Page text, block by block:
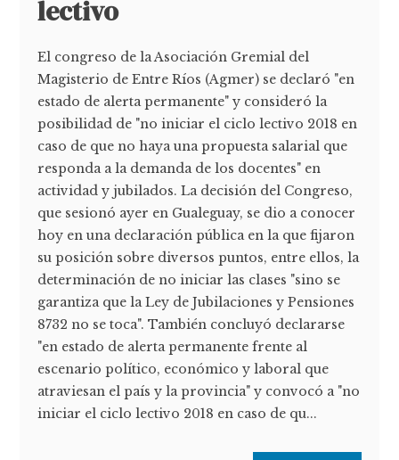
lectivo
El congreso de la Asociación Gremial del
Magisterio de Entre Ríos (Agmer) se declaró "en
estado de alerta permanente" y consideró la
posibilidad de "no iniciar el ciclo lectivo 2018 en
caso de que no haya una propuesta salarial que
responda a la demanda de los docentes" en
actividad y jubilados. La decisión del Congreso,
que sesionó ayer en Gualeguay, se dio a conocer
hoy en una declaración pública en la que fijaron
su posición sobre diversos puntos, entre ellos, la
determinación de no iniciar las clases "sino se
garantiza que la Ley de Jubilaciones y Pensiones
8732 no se toca". También concluyó declararse
"en estado de alerta permanente frente al
escenario político, económico y laboral que
atraviesan el país y la provincia" y convocó a "no
iniciar el ciclo lectivo 2018 en caso de qu...